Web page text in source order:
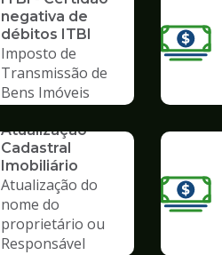
negativa de
débitos ITBI
Imposto de
Transmissão de
Bens Imóveis
Atualização
Cadastral
Imobiliário
Atualização do
nome do
proprietário ou
Responsável